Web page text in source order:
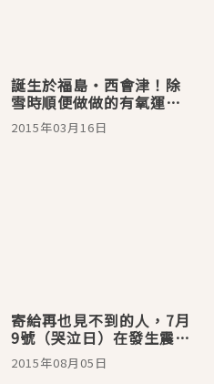
誕生於福島‧西會津！除
雪時順便做做的有氧運動
－「除雪有氧」♪
2015年03月16日
寄給再也見不到的人，7月
9號（哭泣日）在發生震災
的福島設置了「天國郵
筒」
2015年08月05日